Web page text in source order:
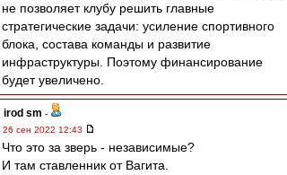
не позволяет клубу решить главные
стратегические задачи: усиление спортивного
блока, состава команды и развитие
инфраструктуры. Поэтому финансирование
будет увеличено.
irod sm -
26 сен 2022 12:43
Что это за зверь - независимые?
И там ставленник от Вагита.